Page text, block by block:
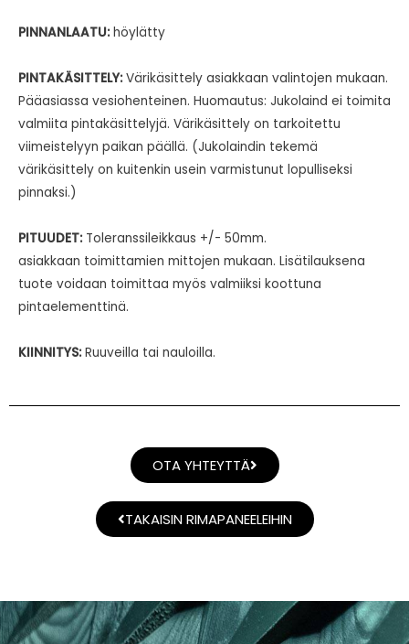
PINNANLAATU: höylätty
PINTAKÄSITTELY: Värikäsittely asiakkaan valintojen mukaan.
Pääasiassa vesiohenteinen. Huomautus: Jukolaind ei toimita
valmiita pintakäsittelyjä. Värikäsittely on tarkoitettu
viimeistelyyn paikan päällä. (Jukolaindin tekemä
värikäsittely on kuitenkin usein varmistunut lopulliseksi
pinnaksi.)
PITUUDET: Toleranssileikkaus +/- 50mm.
asiakkaan toimittamien mittojen mukaan. Lisätilauksena
tuote voidaan toimittaa myös valmiiksi koottuna
pintaelementtinä.
KIINNITYS: Ruuveilla tai nauloilla.
TAKAISIN RIMAPANEELEIHIN
OTA YHTEYTTÄ